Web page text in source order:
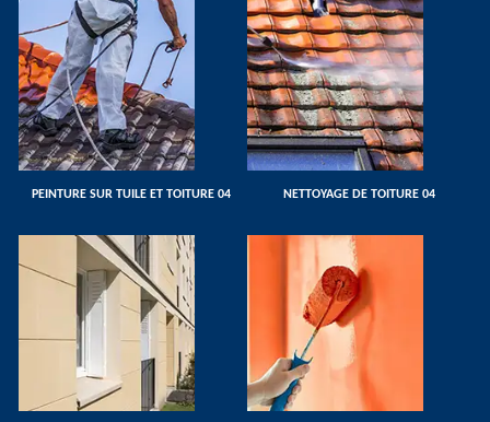
PEINTURE SUR TUILE ET TOITURE 04 NETTOYAGE DE TOITURE 04